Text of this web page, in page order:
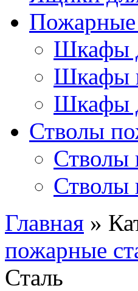
Шкафы
Шкафы
Шкафы
Стволы
Стволы
Стволы
Главная »
пожарные
Сталь